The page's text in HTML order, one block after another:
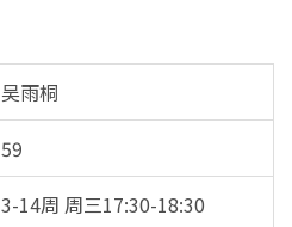
吴雨桐
59
3-14周 周三17:30-18:30